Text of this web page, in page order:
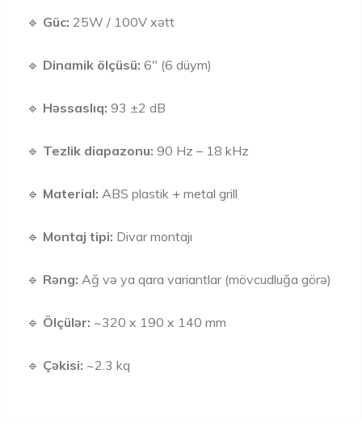
🔹 Güc: 25W / 100V xətt
🔹 Dinamik ölçüsü: 6" (6 düym)
🔹 Həssaslıq: 93 ±2 dB
🔹 Tezlik diapazonu: 90 Hz – 18 kHz
🔹 Material: ABS plastik + metal grill
🔹 Montaj tipi: Divar montajı
🔹 Rəng: Ağ və ya qara variantlar (mövcudluğa görə)
🔹 Ölçülər: ~320 x 190 x 140 mm
🔹 Çəkisi: ~2.3 kq